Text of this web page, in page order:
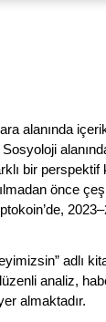
alanında
bir perspektif
önce
adlı
analiz,
almaktadır.